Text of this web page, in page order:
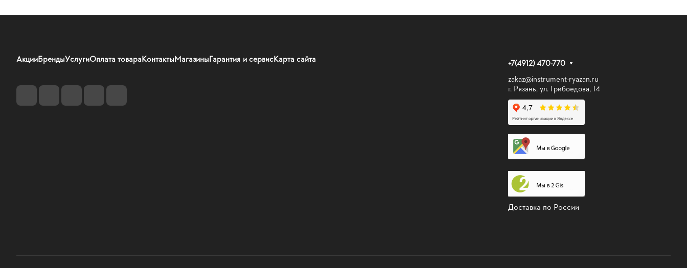
АкцииБрендыУслугиОплата товараКонтактыМагазиныГарантия и сервисКарта сайта
+7(4912) 470-770
zakaz@instrument-ryazan.ru
г. Рязань, ул. Грибоедова, 14
Доставка по России